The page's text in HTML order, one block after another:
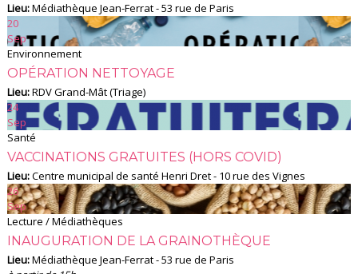
Lieu:Médiathèque Jean-Ferrat - 53 rue de Paris
20
Sep
Environnement
OPÉRATION NETTOYAGE
Lieu:RDV Grand-Mât (Triage)
24
Sep
Santé
VACCINATIONS GRATUITES (HORS COVID)
Lieu:Centre municipal de santé Henri Dret - 10 rue des Vignes
26
Sep
Lecture / Médiathèques
INAUGURATION DE LA GRAINOTHÈQUE
Lieu:Médiathèque Jean-Ferrat - 53 rue de Paris